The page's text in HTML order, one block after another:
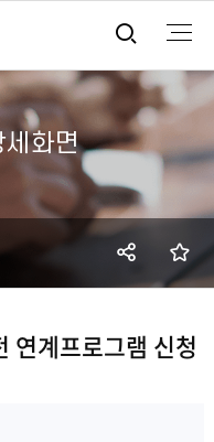
통합
화면
SNS
연계프로그램 신청